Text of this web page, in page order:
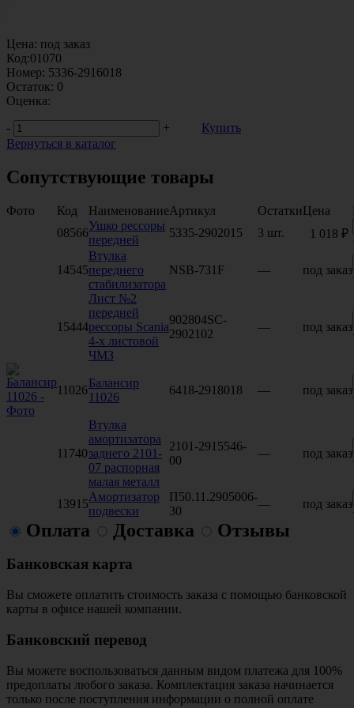
Цена: под заказ
Код:01070
Номер: 5336-2916018
Остаток: 0
Оценка:
-
+
Купить
Вернуться в каталог
Сопутствующие товары
Фото Код НаименованиеАртикул ОстаткиЦена
08566
Ушко рессоры
передней
5335-2902015 3 шт. 1 018 ₽
14545
Втулка
переднего
стабилизатора
NSB-731F — под заказ
15444
Лист №2
передней
рессоры Scania
4-х листовой
ЧМЗ
902804SC-
2902102
— под заказ
11026
Балансир
11026
6418-2918018 — под заказ
11740
Втулка
амортизатора
заднего 2101-
07 распорная
малая металл
2101-2915546-
00
— под заказ
13915
Амортизатор
подвески
П50.11.2905006-
30
— под заказ
Оплата Доставка Отзывы
Банковская карта
Вы сможете оплатить стоимость заказа с помощью банковской
карты в офисе нашей компании.
Банковский перевод
Вы можете воспользоваться данным видом платежа для 100%
предоплаты любого заказа. Комплектация заказа начинается
только после поступления информации о полной оплате